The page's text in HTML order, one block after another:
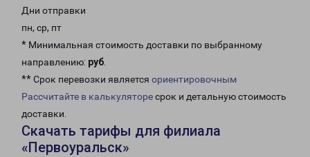
Дни отправки
пн, ср, пт
* Минимальная стоимость доставки по выбранному
направлению: руб.
** Срок перевозки является ориентировочным
Рассчитайте в калькуляторесрок и детальную стоимость
доставки.
Скачать тарифы для филиала
«Первоуральск»